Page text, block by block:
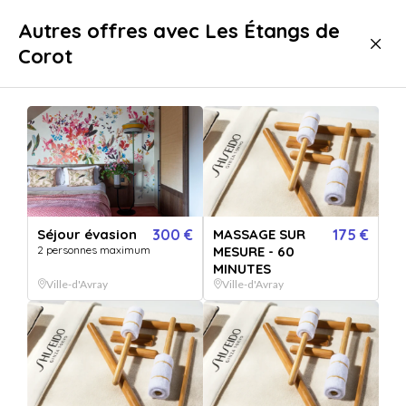
Séjours Séjours gourmands Séjours gourmands VILLE-D-AVRAY
Afficher toutes
les images
Autres offres avec Les Étangs de
Corot
Séjour évasion
2 personnes maximum
300 €
Ville-d'Avray
MASSAGE SUR
MESURE - 60
MINUTES
175 €
Ville-d'Avray